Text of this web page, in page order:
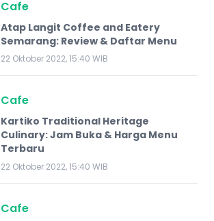
Cafe
Atap Langit Coffee and Eatery
Semarang: Review & Daftar Menu
22 Oktober 2022, 15:40 WIB
Cafe
Kartiko Traditional Heritage
Culinary: Jam Buka & Harga Menu
Terbaru
22 Oktober 2022, 15:40 WIB
Cafe